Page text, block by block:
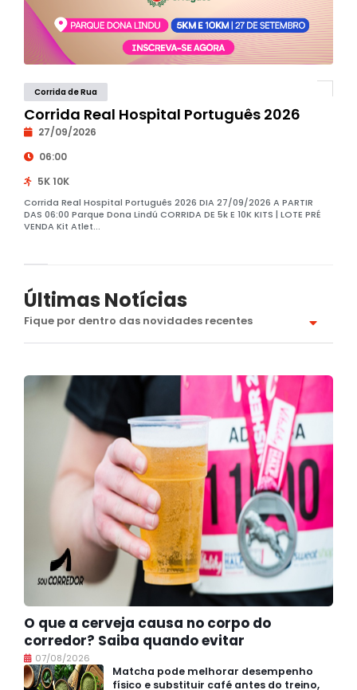
Corrida de Rua
Corrida Real Hospital Português 2026
27/09/2026
06:00
5K 10K
Corrida Real Hospital Português 2026 DIA 27/09/2026 A PARTIR
DAS 06:00 Parque Dona Lindú CORRIDA DE 5k E 10K KITS | LOTE PRÉ
VENDA Kit Atlet...
Últimas Notícias
Fique por dentro das novidades recentes
O que a cerveja causa no corpo do
corredor? Saiba quando evitar
07/08/2026
Matcha pode melhorar desempenho
físico e substituir café antes do treino,